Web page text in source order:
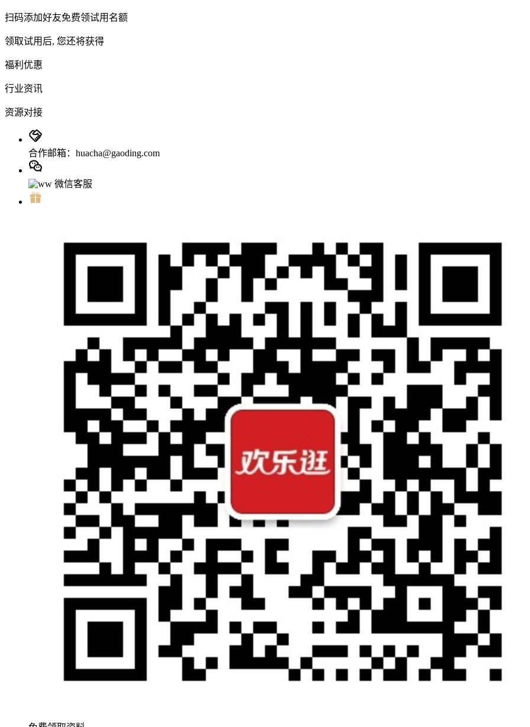
扫码添加好友免费领试用名额
领取试用后, 您还将获得
福利优惠
行业资讯
资源对接
合作邮箱：huacha@gaoding.com
微信客服